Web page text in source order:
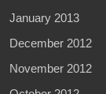
January 2013
December 2012
November 2012